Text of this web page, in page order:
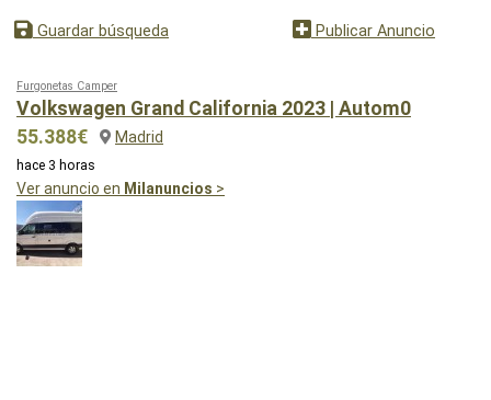
Guardar búsqueda Publicar Anuncio
Furgonetas Camper
Volkswagen Grand California 2023 | Autom0
55.388€
Madrid
hace 3 horas
Ver anuncio en Milanuncios >